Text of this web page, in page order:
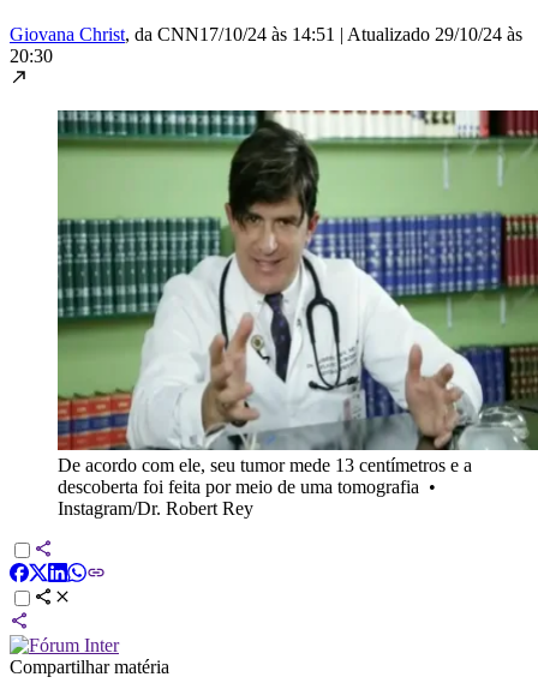
Giovana Christ, da CNN17/10/24 às 14:51 | Atualizado 29/10/24 às
20:30
De acordo com ele, seu tumor mede 13 centímetros e a
descoberta foi feita por meio de uma tomografia •
Instagram/Dr. Robert Rey
Compartilhar matéria